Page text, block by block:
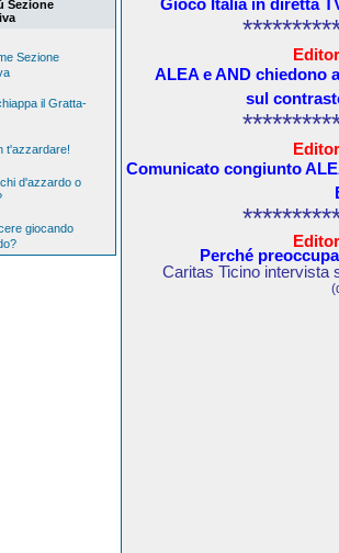
Sezione
Sezione
il Gratta-
t'azzardare!
d'azzardo o
giocando
Gioco Italia in diretta
ALEA e AND chiedono
sul
Comunicato congiunto
Perché
Caritas Ticino intervista